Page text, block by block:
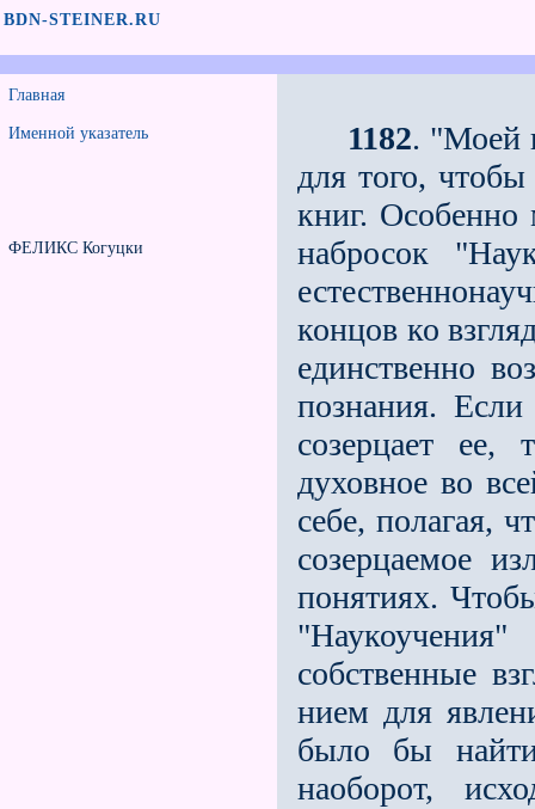
BDN-STEINER.RU
Главная
Именной указатель
ФЕЛИКС Когуцки
1182. "Моей
для того,
книг. Особенно
набросок
концов ко
единственно
познания.
созерцает ее,
духовное во
себе, полагая,
созерца­емое
понятиях.
собственные
нием для
было бы
наоборот,